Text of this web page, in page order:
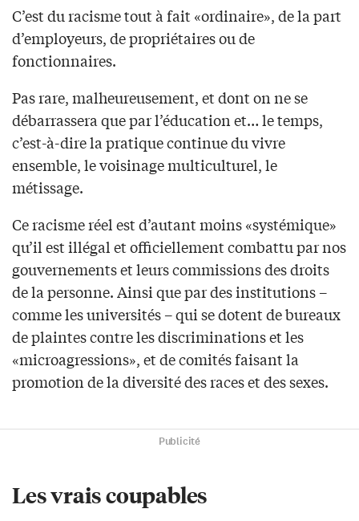
C’est du racisme tout à fait «ordinaire», de la part
d’employeurs, de propriétaires ou de
fonctionnaires.
Pas rare, malheureusement, et dont on ne se
débarrassera que par l’éducation et… le temps,
c’est-à-dire la pratique continue du vivre
ensemble, le voisinage multiculturel, le
métissage.
Ce racisme réel est d’autant moins «systémique»
qu’il est illégal et officiellement combattu par nos
gouvernements et leurs commissions des droits
de la personne. Ainsi que par des institutions –
comme les universités – qui se dotent de bureaux
de plaintes contre les discriminations et les
«microagressions», et de comités faisant la
promotion de la diversité des races et des sexes.
Publicité
Les vrais coupables